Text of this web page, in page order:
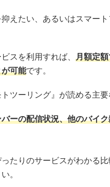
えたい、あるいはスマー
スを利用すれば、 月額定
可能です。
ツーリング』が読める主
ーの配信状況、他のバイ
たりのサービスがわかる
。